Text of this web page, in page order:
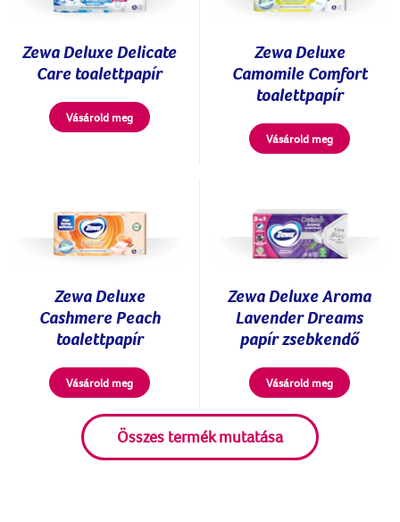
Zewa Deluxe Delicate
Care toalettpapír
Vásárold meg
Zewa Deluxe
Camomile Comfort
toalettpapír
Vásárold meg
Zewa Deluxe
Cashmere Peach
toalettpapír
Vásárold meg
Zewa Deluxe Aroma
Lavender Dreams
papír zsebkendő
Vásárold meg
Összes termék mutatása